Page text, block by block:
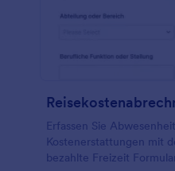
Erfassen Sie
Kostenerstattungen mit
bezahlte Freizeit